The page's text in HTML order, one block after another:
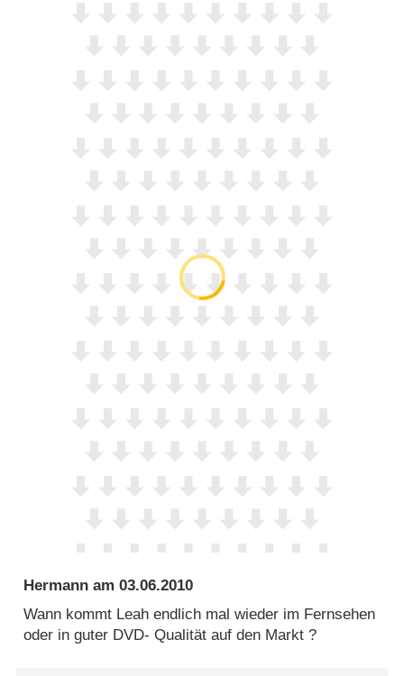
Hermann am03.06.2010
Wann kommt Leah endlich mal wieder im Fernsehen
oder in guter DVD- Qualität auf den Markt ?